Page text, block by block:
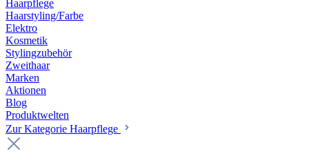
Haarpflege
Haarstyling/Farbe
Elektro
Kosmetik
Stylingzubehör
Zweithaar
Marken
Aktionen
Blog
Produktwelten
Zur Kategorie Haarpflege